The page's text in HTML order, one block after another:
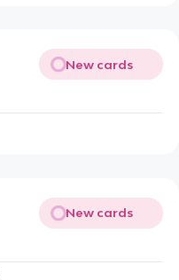
New cards
New cards